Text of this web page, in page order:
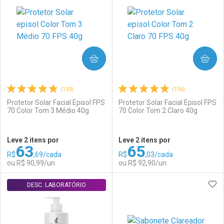
Laboratório
Comprar sem Desconto
Por R$ 88,99/cada
Por Menos
Comprar sem Desconto
Por R$ 88,99/cada
Laboratório
Comprar sem Desconto
Por R$ 85,99/cada
Por Menos
Comprar sem Desconto
Por R$ 85,99/cada
(133)
Protetor Solar Facial Episol FPS
70 Color Tom 3 Médio 40g
Leve 2 itens por
R$63,69/cada
ou R$ 90,99/un
COMPRAR
Laboratório
Por Menos
(156)
Protetor Solar Facial Episol FPS
70 Color Tom 2 Claro 40g
Leve 2 itens por
R$65,03/cada
ou R$ 92,90/un
COMPRAR
Laboratório
Por Menos
DESC. LABORATÓRIO